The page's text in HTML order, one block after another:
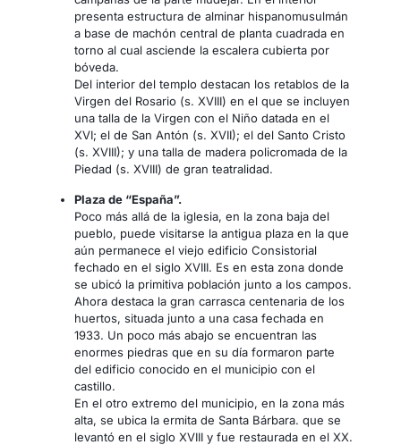
presenta estructura de alminar hispanomusulmán
a base de machón central de planta cuadrada en
torno al cual asciende la escalera cubierta por
bóveda.
Del interior del templo destacan los retablos de la
Virgen del Rosario (s. XVIII) en el que se incluyen
una talla de la Virgen con el Niño datada en el
XVI; el de San Antón (s. XVII); el del Santo Cristo
(s. XVIII); y una talla de madera policromada de la
Piedad (s. XVIII) de gran teatralidad.
Plaza de “España”.
Poco más allá de la iglesia, en la zona baja del
pueblo, puede visitarse la antigua plaza en la que
aún permanece el viejo edificio Consistorial
fechado en el siglo XVIII. Es en esta zona donde
se ubicó la primitiva población junto a los campos.
Ahora destaca la gran carrasca centenaria de los
huertos, situada junto a una casa fechada en
1933. Un poco más abajo se encuentran las
enormes piedras que en su día formaron parte
del edificio conocido en el municipio con el
castillo.
En el otro extremo del municipio, en la zona más
alta, se ubica la ermita de Santa Bárbara. que se
levantó en el siglo XVIII y fue restaurada en el XX.